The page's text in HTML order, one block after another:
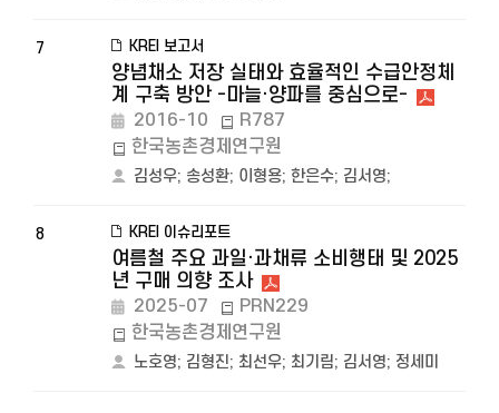
7 KREI 보고서
양념채소 저장 실태와 효율적인 수급안정체
계 구축 방안 -마늘·양파를 중심으로-
2016-10
R787
한국농촌경제연구원
김성우; 송성환; 이형용; 한은수; 김서영;
8 KREI 이슈리포트
여름철 주요 과일·과채류 소비행태 및 2025
년 구매 의향 조사
2025-07
PRN229
한국농촌경제연구원
노호영; 김형진; 최선우; 최기림; 김서영; 정세미